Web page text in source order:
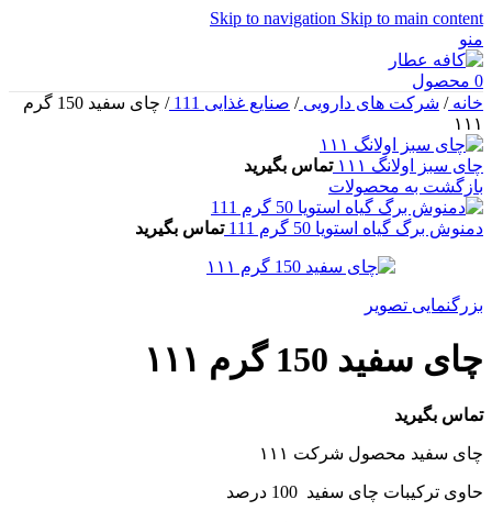
Skip to navigation Skip to main content
منو
0 محصول
خانه/ شرکت های دارویی/ صنایع غذایی 111 /
چای سفید 150 گرم
۱۱۱
چای سبز اولانگ ۱۱۱
تماس بگیرید
بازگشت به محصولات
دمنوش برگ گیاه استویا 50 گرم 111 تماس بگیرید
بزرگنمایی تصویر
چای سفید 150 گرم ۱۱۱
تماس بگیرید
چای سفید محصول شرکت ۱۱۱
حاوی ترکیبات چای سفید 100 درصد